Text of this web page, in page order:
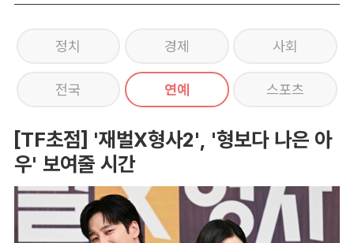
정치 경제 사회
전국 연예 스포츠
[TF초점] '재벌X형사2', '형보다 나은 아
우' 보여줄 시간